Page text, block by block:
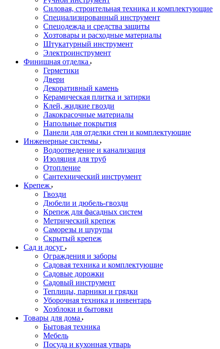
Силовая, строительная техника и комплектующие
Специализированный инструмент
Спецодежда и средства защиты
Хозтовары и расходные материалы
Штукатурный инструмент
Электроинструмент
Финишная отделка
Герметики
Двери
Декоративный камень
Керамическая плитка и затирки
Клей, жидкие гвозди
Лакокрасочные материалы
Напольные покрытия
Панели для отделки стен и комплектующие
Инженерные системы
Водоотведение и канализация
Изоляция для труб
Отопление
Сантехнический инструмент
Крепеж
Гвозди
Дюбели и дюбель-гвозди
Крепеж для фасадных систем
Метрический крепеж
Саморезы и шурупы
Скрытый крепеж
Сад и досуг
Ограждения и заборы
Садовая техника и комплектующие
Садовые дорожки
Садовый инструмент
Теплицы, парники и грядки
Уборочная техника и инвентарь
Хозблоки и бытовки
Товары для дома
Бытовая техника
Мебель
Посуда и кухонная утварь